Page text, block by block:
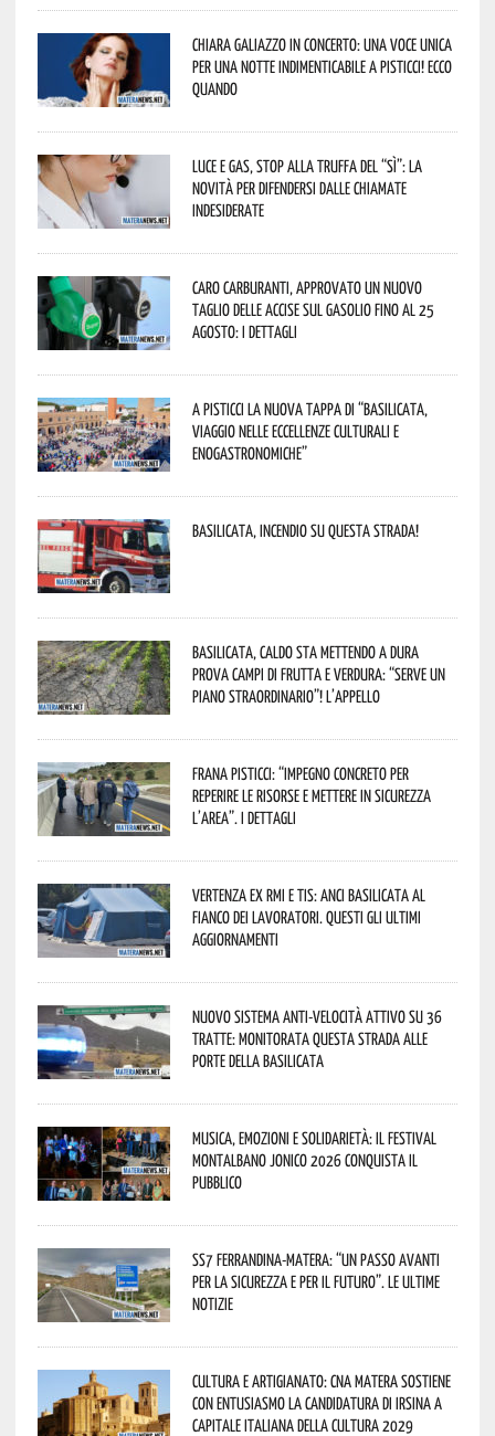
Chiara Galiazzo in concerto: una voce unica
per una notte indimenticabile a Pisticci! Ecco
quando
Luce e gas, stop alla truffa del “Sì”: la
novità per difendersi dalle chiamate
indesiderate
Caro carburanti, approvato un nuovo
taglio delle accise sul gasolio fino al 25
agosto: i dettagli
A Pisticci la nuova tappa di “Basilicata,
viaggio nelle eccellenze culturali e
enogastronomiche”
Basilicata, incendio su questa strada!
Basilicata, caldo sta mettendo a dura
prova campi di frutta e verdura: “Serve un
piano straordinario”! L’appello
Frana Pisticci: “Impegno concreto per
reperire le risorse e mettere in sicurezza
l’area”. I dettagli
Vertenza ex RMI e TIS: ANCI Basilicata al
fianco dei lavoratori. Questi gli ultimi
aggiornamenti
Nuovo sistema anti-velocità attivo su 36
tratte: monitorata questa strada alle
porte della Basilicata
Musica, emozioni e solidarietà: il Festival
Montalbano Jonico 2026 conquista il
pubblico
SS7 Ferrandina-Matera: “Un passo avanti
per la sicurezza e per il futuro”. Le ultime
notizie
Cultura e Artigianato: CNA Matera sostiene
con entusiasmo la candidatura di Irsina a
Capitale Italiana della Cultura 2029